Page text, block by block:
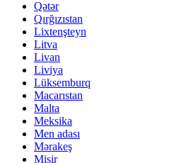
Qətər
Qırğızıstan
Lixtenşteyn
Litva
Livan
Liviya
Lüksemburq
Macarıstan
Malta
Meksika
Men adası
Mərakeş
Misir